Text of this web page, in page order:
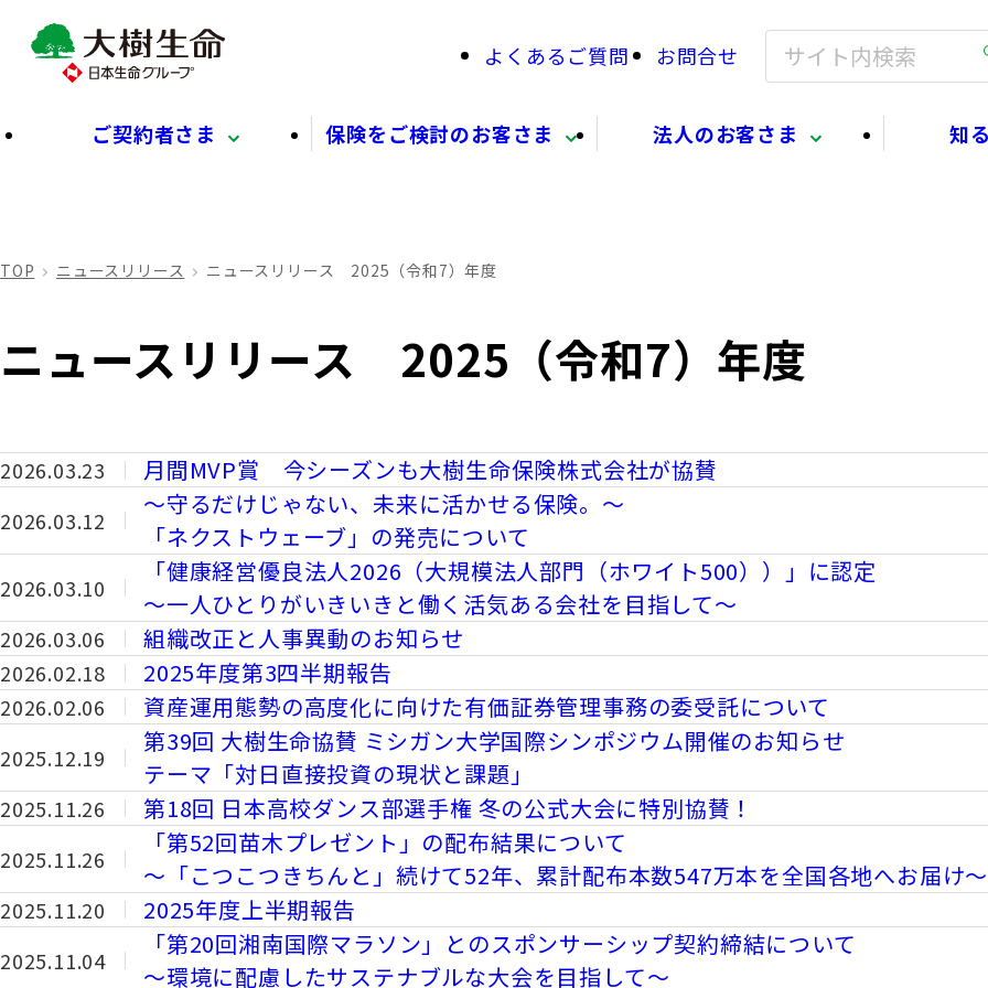
よくあるご質問 お問合せ
ご契約者さま 保険をご検討のお客さま 法人のお客さま 知
TOP ニュースリリース ニュースリリース 2025（令和7）年度
ニュースリリース 2025（令和7）年度
2026.03.23 月間MVP賞 今シーズンも大樹生命保険株式会社が協賛
2026.03.12
～守るだけじゃない、未来に活かせる保険。～
「ネクストウェーブ」の発売について
2026.03.10
「健康経営優良法人2026（大規模法人部門（ホワイト500））」に認定
～一人ひとりがいきいきと働く活気ある会社を目指して～
2026.03.06 組織改正と人事異動のお知らせ
2026.02.18 2025年度第3四半期報告
2026.02.06 資産運用態勢の高度化に向けた有価証券管理事務の委受託について
2025.12.19
第39回 大樹生命協賛 ミシガン大学国際シンポジウム開催のお知らせ
テーマ「対日直接投資の現状と課題」
2025.11.26 第18回 日本高校ダンス部選手権 冬の公式大会に特別協賛！
2025.11.26
「第52回苗木プレゼント」の配布結果について
～「こつこつきちんと」続けて52年、累計配布本数547万本を全国各地へお届け～
2025.11.20 2025年度上半期報告
2025.11.04
「第20回湘南国際マラソン」とのスポンサーシップ契約締結について
～環境に配慮したサステナブルな大会を目指して～